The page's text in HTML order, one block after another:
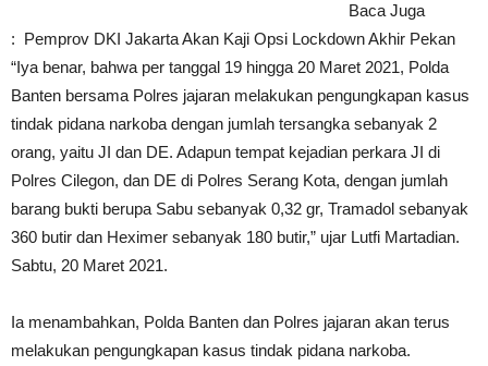
Baca Juga
: Pemprov DKI Jakarta Akan Kaji Opsi Lockdown Akhir Pekan
“Iya benar, bahwa per tanggal 19 hingga 20 Maret 2021, Polda
Banten bersama Polres jajaran melakukan pengungkapan kasus
tindak pidana narkoba dengan jumlah tersangka sebanyak 2
orang, yaitu JI dan DE. Adapun tempat kejadian perkara JI di
Polres Cilegon, dan DE di Polres Serang Kota, dengan jumlah
barang bukti berupa Sabu sebanyak 0,32 gr, Tramadol sebanyak
360 butir dan Heximer sebanyak 180 butir,” ujar Lutfi Martadian.
Sabtu, 20 Maret 2021.
Ia menambahkan, Polda Banten dan Polres jajaran akan terus
melakukan pengungkapan kasus tindak pidana narkoba.